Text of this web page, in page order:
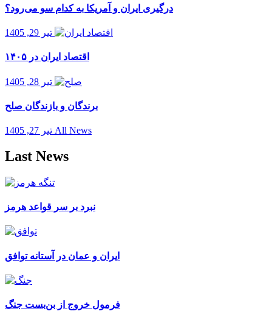
درگیری ایران و آمریکا به کدام سو می‌رود؟
تیر 29, 1405
اقتصاد ایران در ۱۴۰۵
تیر 28, 1405
برندگان و بازندگان صلح
تیر 27, 1405 All News
Last News
نبرد بر سر قواعد هرمز
ایران و عمان در آستانه توافق
فرمول خروج از بن‌بست جنگ